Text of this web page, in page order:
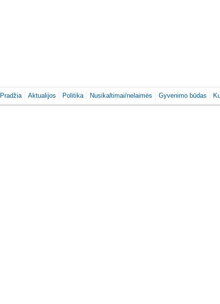
Pradžia Aktualijos Politika Nusikaltimai/nelaimės Gyvenimo būdas